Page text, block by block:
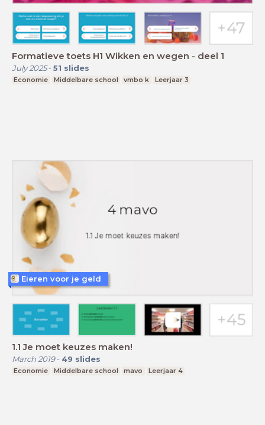
Formatieve toets H1 Wikken en wegen - deel 1
July 2025- 51 slides
Economie Middelbare school vmbo k Leerjaar 3
1.1 Je moet keuzes maken!
March 2019- 49 slides
Economie Middelbare school mavo Leerjaar 4
Eieren voor je geld